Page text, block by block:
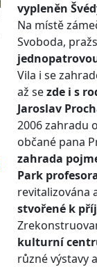
vypleněn
Na místě
Svoboda,
Vila i se
až sezde i s
Jaroslav
2006 zahradu
občané pana
zahrada
Park
revitalizována
stvořené k
kulturní
různé výstavy